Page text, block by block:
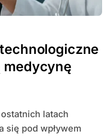
medycynę
się pod wpływem